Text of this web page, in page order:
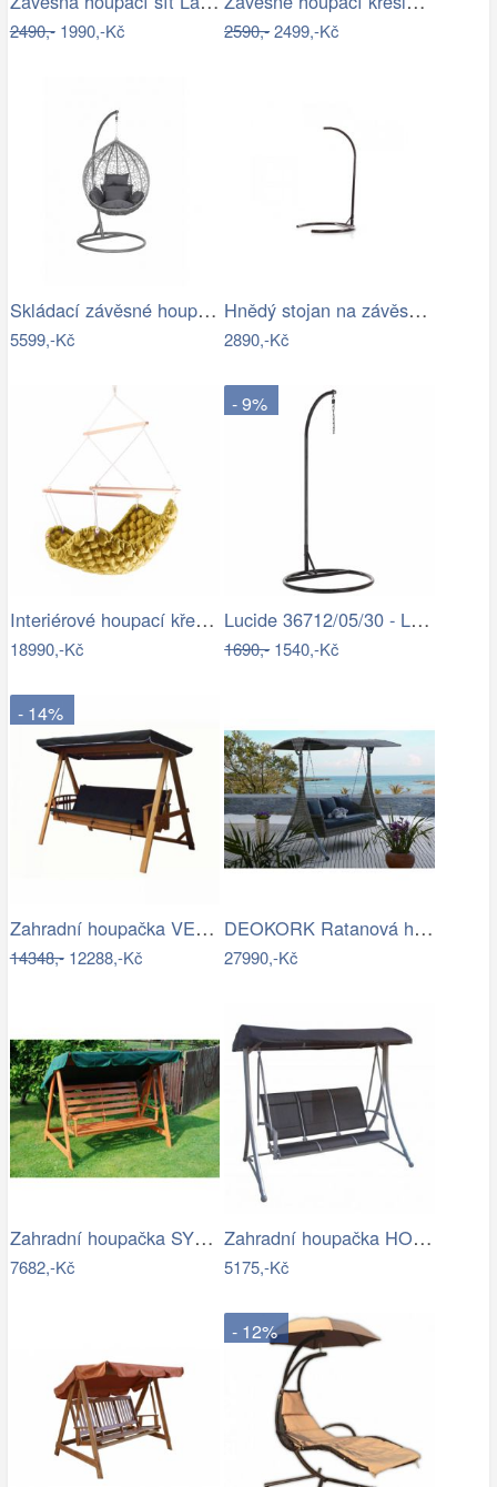
2490,-1990,-Kč 2590,-2499,-Kč
Skládací závěsné houpací křeslo…
5599,-Kč
Hnědý stojan na závěsné houpací křeslo…
2890,-Kč
Interiérové houpací křeslo Swingy In…
18990,-Kč
- 9%
Lucide 36712/05/30 - LED Stojací lampa…
1690,-1540,-Kč
- 14%
Zahradní houpačka VEGAS LUX Rojaplast
14348,-12288,-Kč
DEOKORK Ratanová houpačka GIANA
27990,-Kč
Zahradní houpačka SYLVA Rojaplast
7682,-Kč
Zahradní houpačka HOLLYWOOD ROJAPLAST
5175,-Kč
- 12%